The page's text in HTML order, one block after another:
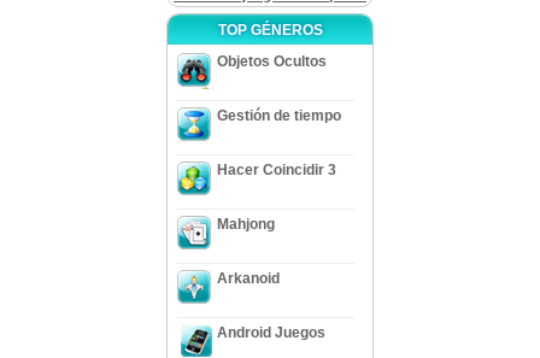
TOP GÉNEROS
Objetos Ocultos
Gestión de tiempo
Hacer Coincidir 3
Mahjong
Arkanoid
Android Juegos